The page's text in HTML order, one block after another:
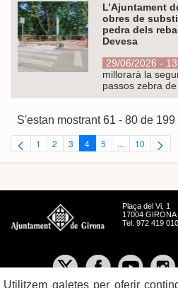
L’Ajuntament
obres de
pedra dels
Devesa
29/06/2026 -
millorarà la
passos zebra
S'estan mostrant 61 - 80 de 199
Pàgina
1 Pàgina
2 Pàgina
3 Pàgina
4 Pàgina
5 ...PàginesPàgina
10
Plaça del Vi, 1
17004 GIRONA
Tel. 972 419 010
Utilitzem galetes per oferir